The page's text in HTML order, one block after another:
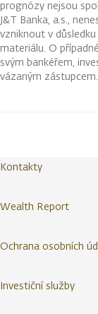
prognózy nejsou
J&T Banka, a.s.,
vzniknout v
materiálu. O
svým bankéřem,
vázaným zástupcem.
Kontakty
Wealth Report
Ochrana osobních
Investiční služby